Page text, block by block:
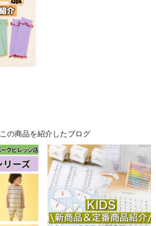
この商品を紹介したブログ